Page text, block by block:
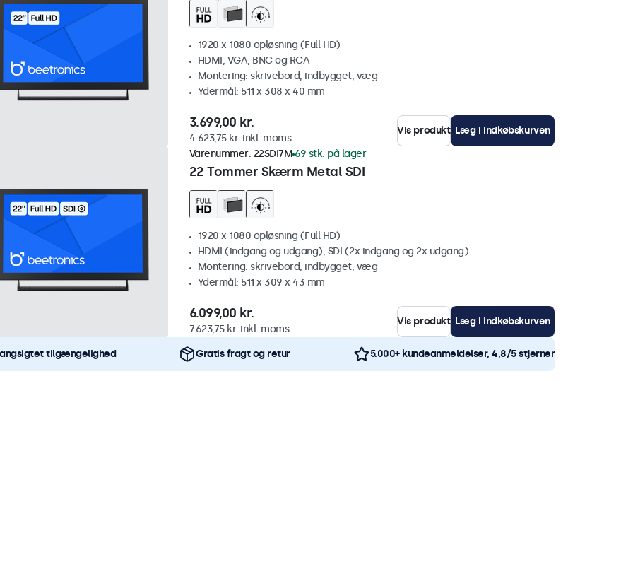
1920 x 1080 opløsning (Full HD)
HDMI, VGA, BNC og RCA
Montering: skrivebord, indbygget, væg
Ydermål: 511 x 308 x 40 mm
3.699,00 kr.
4.623,75 kr. inkl. moms
Vis produkt Læg i indkøbskurven
22 Tommer Skærm Metal SDI
Varenummer: 22SDI7M 69 stk. på lager
1920 x 1080 opløsning (Full HD)
HDMI (indgang og udgang), SDI (2x indgang og 2x udgang)
Montering: skrivebord, indbygget, væg
Ydermål: 511 x 309 x 43 mm
6.099,00 kr.
7.623,75 kr. inkl. moms
Vis produkt Læg i indkøbskurven
tilgængelighed Gratis fragt og retur 5.000+ kundeanmeldelser, 4,8/5 stjerner